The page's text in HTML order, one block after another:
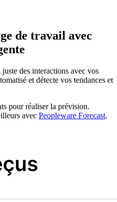
de travail avec
des interactions avec vos
et détecte vos tendances et
pour réaliser la prévision.
avec Peopleware Forecast.